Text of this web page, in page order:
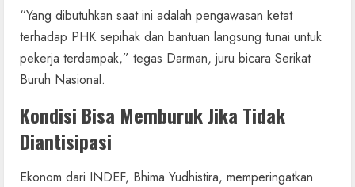
“Yang dibutuhkan saat ini adalah pengawasan ketat
terhadap PHK sepihak dan bantuan langsung tunai untuk
pekerja terdampak,” tegas Darman, juru bicara Serikat
Buruh Nasional.
Kondisi Bisa Memburuk Jika Tidak
Diantisipasi
Ekonom dari INDEF, Bhima Yudhistira, memperingatkan